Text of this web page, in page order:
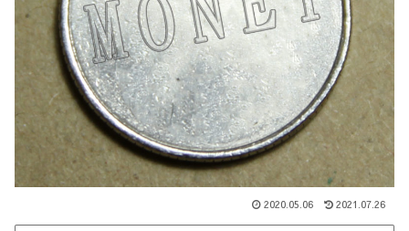
2020.05.06 2021.07.26